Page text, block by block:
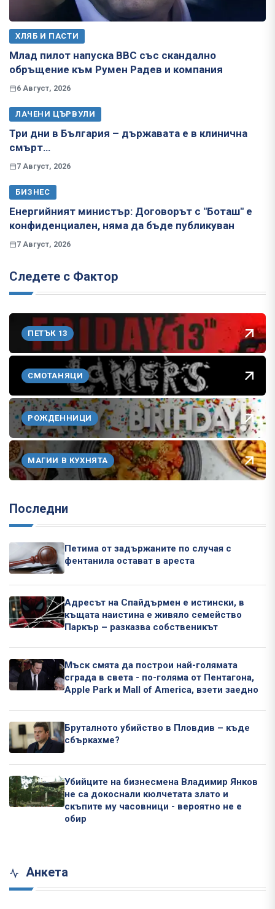
ХЛЯБ И ПАСТИ
Млад пилот напуска ВВС със скандално
обръщение към Румен Радев и компания
6 Август, 2026
ЛАЧЕНИ ЦЪРВУЛИ
Три дни в България – държавата е в клинична
смърт…
7 Август, 2026
БИЗНЕС
Енергийният министър: Договорът с "Боташ" е
конфиденциален, няма да бъде публикуван
7 Август, 2026
Следете с Фактор
ПЕТЪК 13
СМОТАНЯЦИ
РОЖДЕННИЦИ
МАГИИ В КУХНЯТА
Последни
Петима от задържаните по случая с
фентанила остават в ареста
Адресът на Спайдърмен е истински, в
къщата наистина е живяло семейство
Паркър – разказва собственикът
Мъск смята да построи най-голямата
сграда в света - по-голяма от Пентагона,
Apple Park и Mall of America, взети заедно
Бруталното убийство в Пловдив – къде
сбъркахме?
Убийците на бизнесмена Владимир Янков
не са докоснали кюлчетата злато и
скъпите му часовници - вероятно не е
обир
Анкета